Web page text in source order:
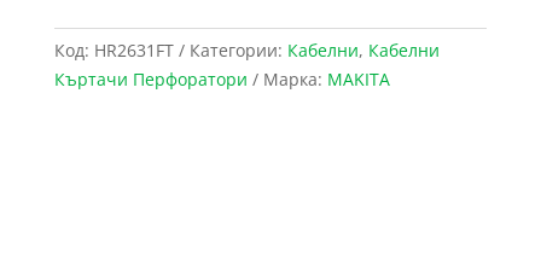
Код: HR2631FT Категории: Кабелни, Кабелни
Къртачи Перфоратори
Марка: MAKITA